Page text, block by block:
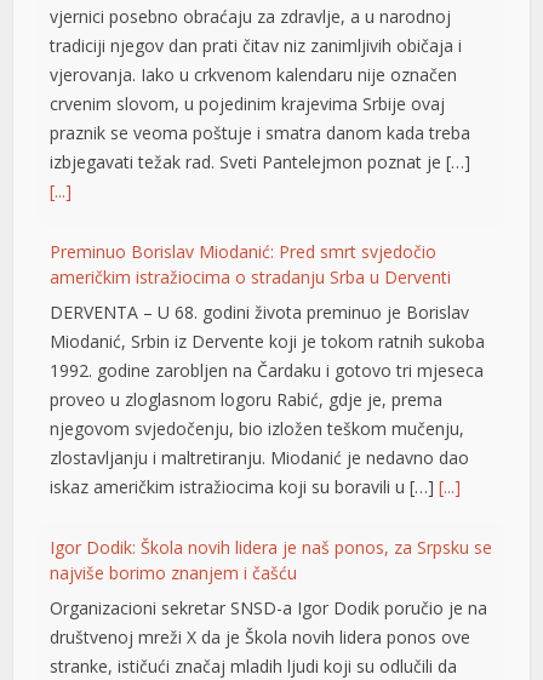
vjernici posebno obraćaju za zdravlje, a u narodnoj
tradiciji njegov dan prati čitav niz zanimljivih običaja i
vjerovanja. Iako u crkvenom kalendaru nije označen
crvenim slovom, u pojedinim krajevima Srbije ovaj
praznik se veoma poštuje i smatra danom kada treba
izbjegavati težak rad. Sveti Pantelejmon poznat je […]
[...]
Preminuo Borislav Miodanić: Pred smrt svjedočio
američkim istražiocima o stradanju Srba u Derventi
DERVENTA – U 68. godini života preminuo je Borislav
Miodanić, Srbin iz Dervente koji je tokom ratnih sukoba
1992. godine zarobljen na Čardaku i gotovo tri mjeseca
proveo u zloglasnom logoru Rabić, gdje je, prema
njegovom svjedočenju, bio izložen teškom mučenju,
zlostavljanju i maltretiranju. Miodanić je nedavno dao
iskaz američkim istražiocima koji su boravili u […][...]
Igor Dodik: Škola novih lidera je naš ponos, za Srpsku se
najviše borimo znanjem i čašću
Organizacioni sekretar SNSD-a Igor Dodik poručio je na
društvenoj mreži X da je Škola novih lidera ponos ove
stranke, ističući značaj mladih ljudi koji su odlučili da